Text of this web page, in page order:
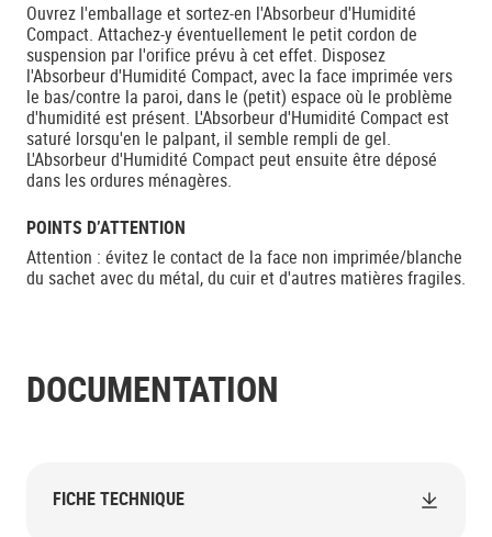
Ouvrez l'emballage et sortez-en l'Absorbeur d'Humidité
Compact. Attachez-y éventuellement le petit cordon de
suspension par l'orifice prévu à cet effet. Disposez
l'Absorbeur d'Humidité Compact, avec la face imprimée vers
le bas/contre la paroi, dans le (petit) espace où le problème
d'humidité est présent. L'Absorbeur d'Humidité Compact est
saturé lorsqu'en le palpant, il semble rempli de gel.
L'Absorbeur d'Humidité Compact peut ensuite être déposé
dans les ordures ménagères.
POINTS D’ATTENTION
Attention : évitez le contact de la face non imprimée/blanche
du sachet avec du métal, du cuir et d'autres matières fragiles.
DOCUMENTATION
FICHE TECHNIQUE